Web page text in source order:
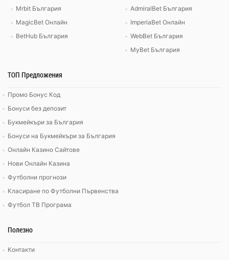
Mrbit България
MagicBet Онлайн
BetHub България
AdmiralBet България
ImperiaBet Онлайн
WebBet България
MyBet България
ТОП Предложения
Промо Бонус Код
Бонуси без депозит
Букмейкъри за България
Бонуси на Букмейкъри за България
Онлайн Казино Сайтове
Нови Онлайн Казина
Футболни прогнози
Класиране по Футболни Първенства
Футбол ТВ Програма
Полезно
Контакти